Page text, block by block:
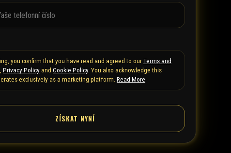
you confirm that you have read and agreed to ourTerms and
Privacy Policyand Cookie Policy. You also acknowledge this
exclusively as a marketing platform. Read More
ZÍSKAT NYNÍ